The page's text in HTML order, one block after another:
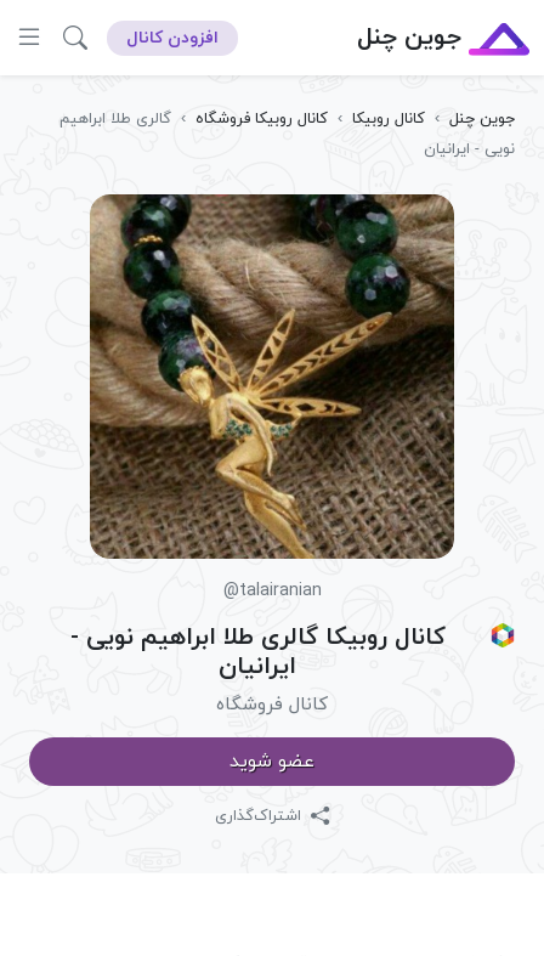
جوین چنل افزودن کانال
جوین چنل › کانال روبیکا › کانال روبیکا فروشگاه › گالری طلا ابراهیم
نویی - ایرانیان
@talairanian
کانال روبیکا گالری طلا ابراهیم نویی -
ایرانیان
کانال فروشگاه
عضو شوید
اشتراک‌گذاری